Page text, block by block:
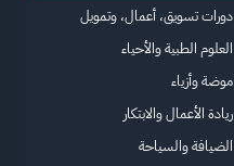
دورات تسويق، أعمال، وتمويل
العلوم الطبية والأحياء
موضة وأزياء
ريادة الأعمال والابتكار
الضيافة والسياحة